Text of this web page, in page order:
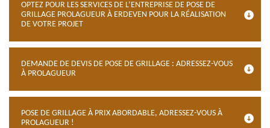
OPTEZ POUR LES SERVICES DE L’ENTREPRISE DE POSE DE
GRILLAGE PROLAGUEUR À ERDEVEN POUR LA RÉALISATION
DE VOTRE PROJET
DEMANDE DE DEVIS DE POSE DE GRILLAGE : ADRESSEZ-VOUS
À PROLAGUEUR
POSE DE GRILLAGE À PRIX ABORDABLE, ADRESSEZ-VOUS À
PROLAGUEUR !